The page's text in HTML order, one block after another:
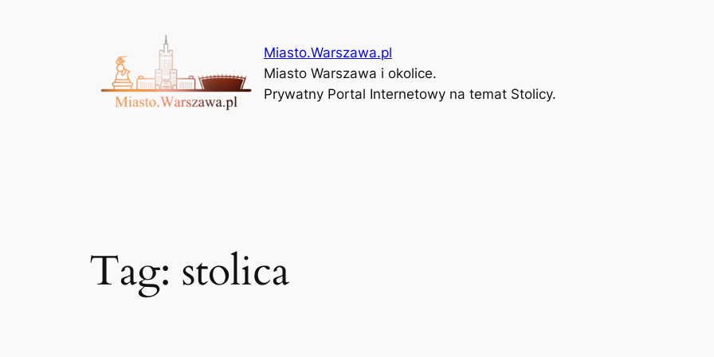
Miasto.Warszawa.pl
Miasto Warszawa i okolice.
Prywatny Portal Internetowy na temat Stolicy.
Tag: stolica